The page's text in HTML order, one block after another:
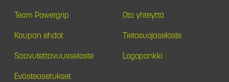
Team Powergrip Ota yhteyttä
Kaupan ehdot Tietosuojaseloste
Saavutettavuusseloste Logopankki
Evästeasetukset